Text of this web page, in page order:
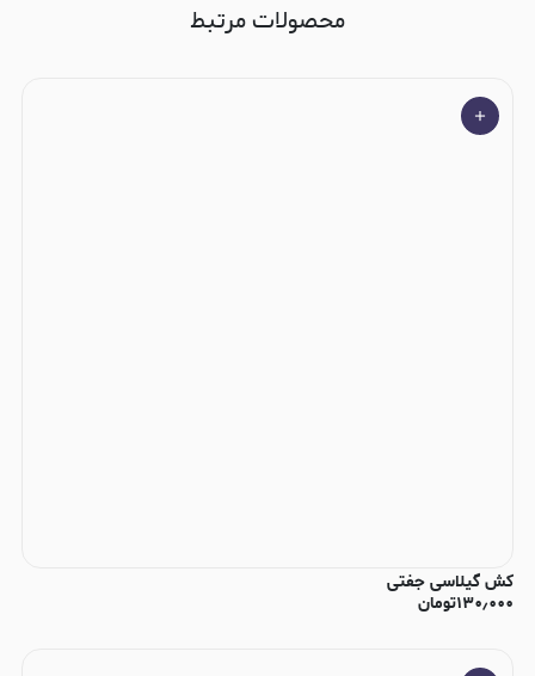
محصولات مرتبط
کش گیلاسی جفتی
۱۳۰٫۰۰۰تومان